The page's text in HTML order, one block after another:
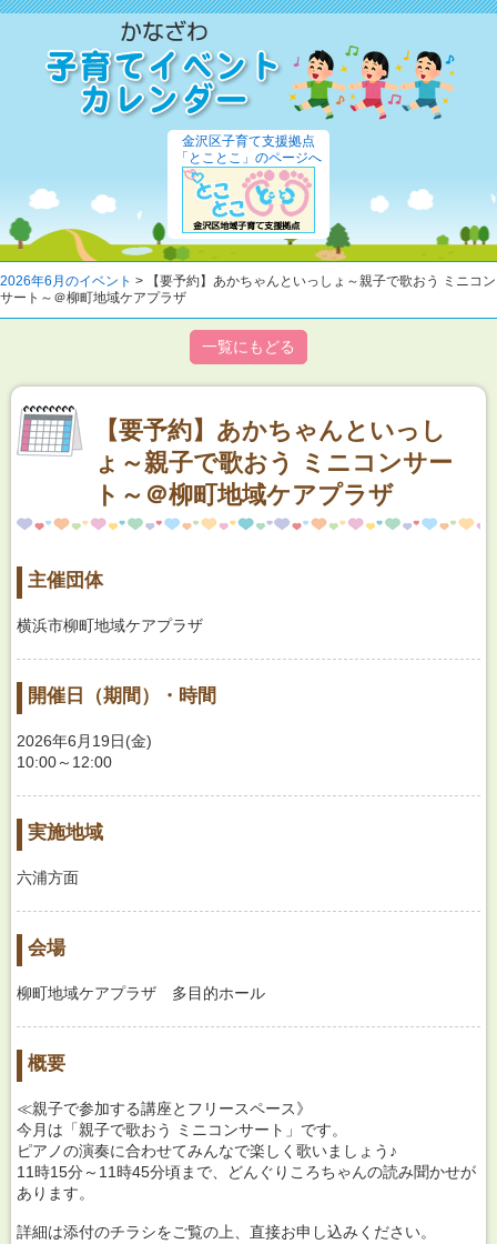
金沢区子育て支援拠点
「とことこ」のページへ
2026年6月のイベント > 【要予約】あかちゃんといっしょ～親子で歌おう ミニコン
サート～＠柳町地域ケアプラザ
一覧にもどる
【要予約】あかちゃんといっし
ょ～親子で歌おう ミニコンサー
ト～＠柳町地域ケアプラザ
主催団体
横浜市柳町地域ケアプラザ
開催日（期間）・時間
2026年6月19日(金)
10:00～12:00
実施地域
六浦方面
会場
柳町地域ケアプラザ 多目的ホール
概要
≪親子で参加する講座とフリースペース》
今月は「親子で歌おう ミニコンサート」です。
ピアノの演奏に合わせてみんなで楽しく歌いましょう♪
11時15分～11時45分頃まで、どんぐりころちゃんの読み聞かせが
あります。
詳細は添付のチラシをご覧の上、直接お申し込みください。